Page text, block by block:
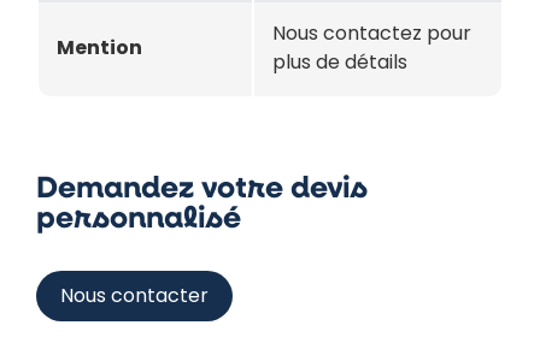
Mention
Nous contactez pour
plus de détails
Demandez votre devis
personnalisé
Nous contacter